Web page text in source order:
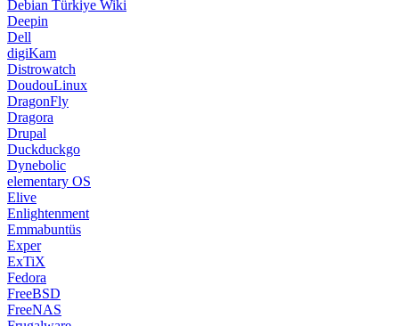
Debian Türkiye Wiki
Deepin
Dell
digiKam
Distrowatch
DoudouLinux
DragonFly
Dragora
Drupal
Duckduckgo
Dynebolic
elementary OS
Elive
Enlightenment
Emmabuntüs
Exper
ExTiX
Fedora
FreeBSD
FreeNAS